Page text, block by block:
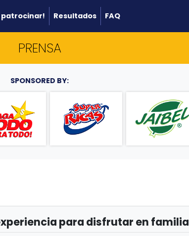
patrocinar! Resultados FAQ
PRENSA
SPONSORED BY:
para disfrutar en familia